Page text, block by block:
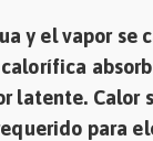
y el vapor se
latente. Calor
para